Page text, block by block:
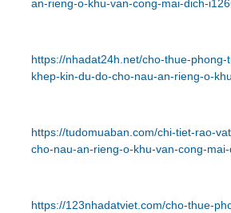
an-rieng-o-khu-van-cong-mai-dich-
https://nhadat24h.net/cho-thue-
khep-kin-du-do-cho-nau-an-rieng-o-
https://tudomuaban.com/chi-tiet-rao-
cho-nau-an-rieng-o-khu-van-cong-
https://123nhadatviet.com/cho-thue-